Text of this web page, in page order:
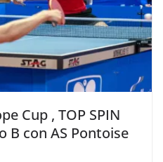
Cup , TOP SPIN
B con AS Pontoise